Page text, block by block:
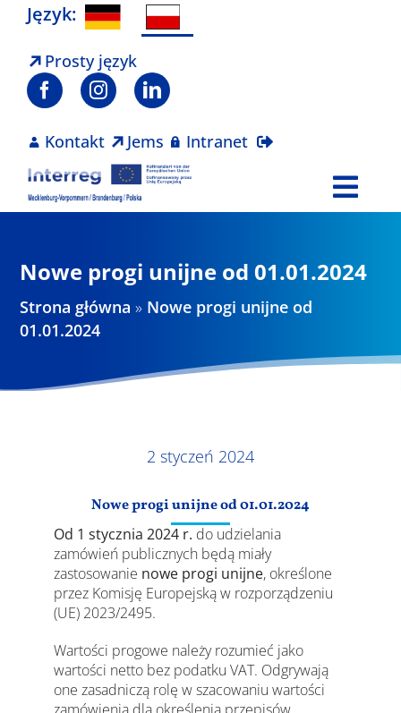
Skip
content
Język:
Prosty język
Kontakt Jems Intranet
Projekty
Nowe progi unijne od 01.01.2024
Strona główna » Nowe progi unijne od
01.01.2024
2 styczeń 2024
Nowe progi unijne od 01.01.2024
Od 1 stycznia 2024 r. do udzielania
zamówień publicznych będą miały
zastosowanie nowe progi unijne, określone
przez Komisję Europejską w rozporządzeniu
(UE) 2023/2495.
Wartości progowe należy rozumieć jako
wartości netto bez podatku VAT. Odgrywają
one zasadniczą rolę w szacowaniu wartości